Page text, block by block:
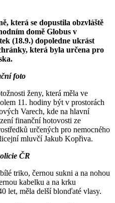
která se dopustila obzvláště
domě Globus v
(18.9.) dopoledne ukrást
která byla určena pro
foto
ženy, která měla ve
11. hodiny být v prostorách
Varech, kde na hlavní
finanční hotovosti ze
určených pro nemocného
mluvčí Jakub Kopřiva.
ČR
triko, černou sukni a na nohou
kabelku a na krku
let, měla delší blonďaté vlasy.